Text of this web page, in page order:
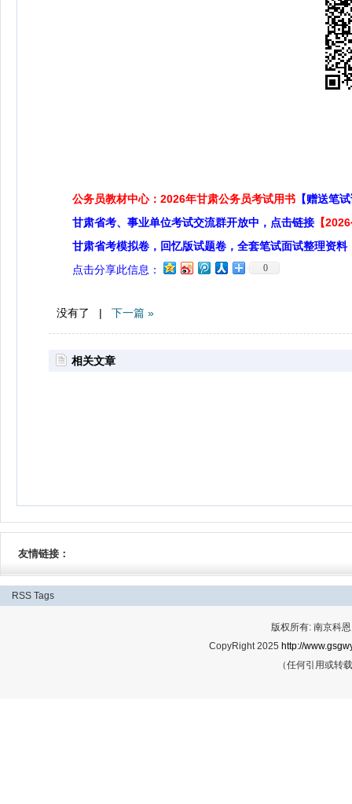
公务员教材中心：2026年甘肃公务员考试用书 【赠送笔
甘肃省考、事业单位考试交流群开放中，点击链接 【
甘肃省考模拟卷，回忆版试题卷，全套笔试面试整理资料
点击分享此信息：
0
没有了 | 下一篇 »
相关文章
友情链接：
RSS Tags
版权所有: 南京科
CopyRight 2025 http://
（任何引用或转